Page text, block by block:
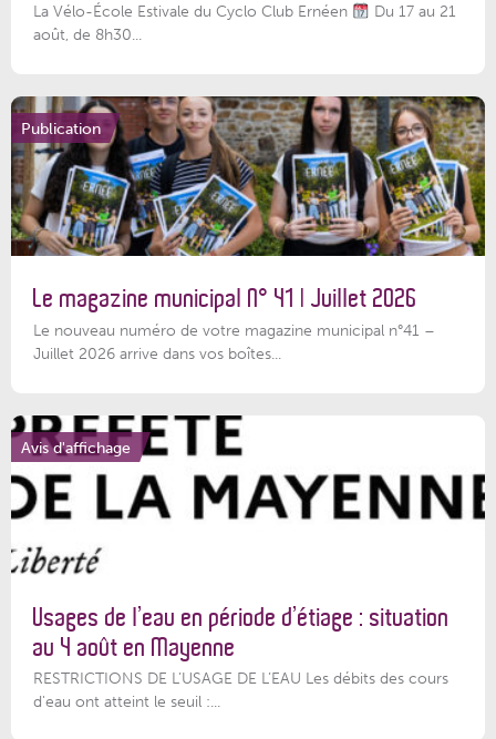
La Vélo-École Estivale du Cyclo Club Ernéen
Du 17 au 21
août, de 8h30...
Publication
Le magazine municipal N° 41 | Juillet 2026
Le nouveau numéro de votre magazine municipal n°41 –
Juillet 2026 arrive dans vos boîtes...
Avis d'affichage
Usages de l’eau en période d’étiage : situation
au 4 août en Mayenne
RESTRICTIONS DE L’USAGE DE L’EAU Les débits des cours
d'eau ont atteint le seuil :...